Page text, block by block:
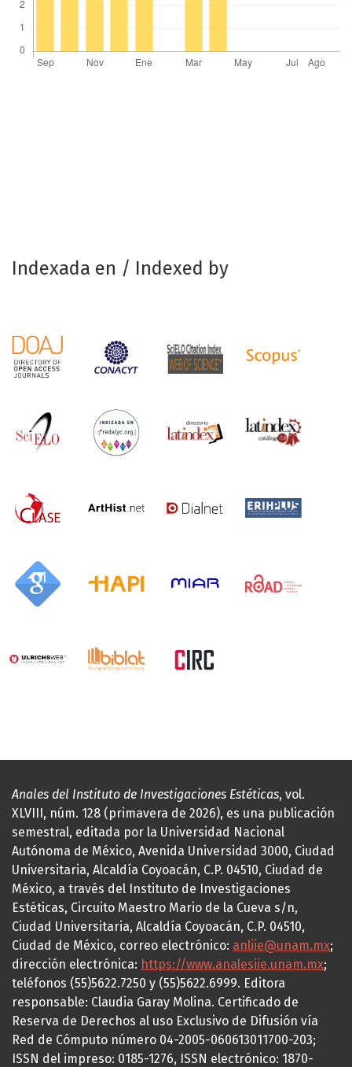
Indexada en / Indexed by
Anales del Instituto de Investigaciones Estéticas, vol.
XLVIII, núm. 128 (primavera de 2026), es una publicación
semestral, editada por la Universidad Nacional
Autónoma de México, Avenida Universidad 3000, Ciudad
Universitaria, Alcaldía Coyoacán, C.P. 04510, Ciudad de
México, a través del Instituto de Investigaciones
Estéticas, Circuito Maestro Mario de la Cueva s/n,
Ciudad Universitaria, Alcaldía Coyoacán, C.P. 04510,
Ciudad de México, correo electrónico: anliie@unam.mx;
dirección electrónica: https://www.analesiie.unam.mx;
teléfonos (55)5622.7250 y (55)5622.6999. Editora
responsable: Claudia Garay Molina. Certificado de
Reserva de Derechos al uso Exclusivo de Difusión vía
Red de Cómputo número 04-2005-060613011700-203;
ISSN del impreso: 0185-1276, ISSN electrónico: 1870-